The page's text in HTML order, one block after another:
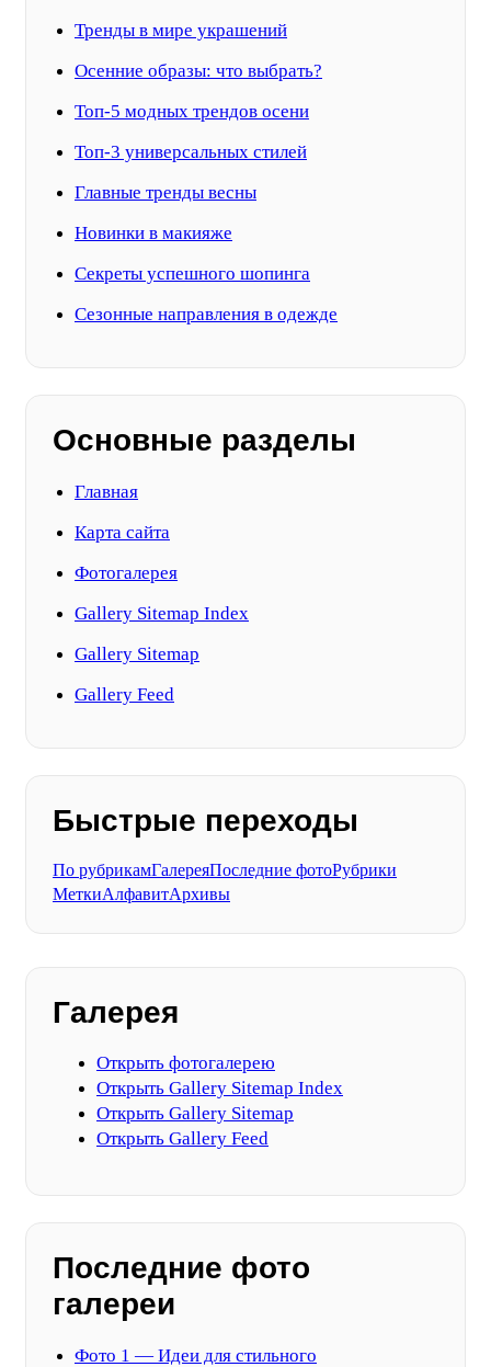
Тренды в мире украшений
Осенние образы: что выбрать?
Топ-5 модных трендов осени
Топ-3 универсальных стилей
Главные тренды весны
Новинки в макияже
Секреты успешного шопинга
Сезонные направления в одежде
Основные разделы
Главная
Карта сайта
Фотогалерея
Gallery Sitemap Index
Gallery Sitemap
Gallery Feed
Быстрые переходы
По рубрикамГалереяПоследние фотоРубрики
МеткиАлфавитАрхивы
Галерея
Открыть фотогалерею
Открыть Gallery Sitemap Index
Открыть Gallery Sitemap
Открыть Gallery Feed
Последние фото
галереи
Фото 1 — Идеи для стильного